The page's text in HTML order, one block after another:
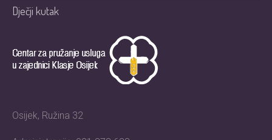
Dječji kutak
Osijek, Ružina 32